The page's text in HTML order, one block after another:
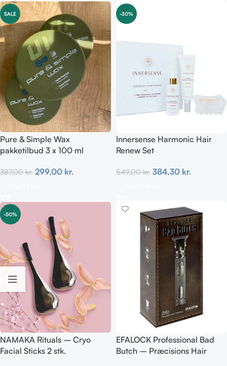
SALE
Pure & Simple Wax
pakketilbud 3 x 100 ml
387,00kr. 299,00 kr.
-30%
Innersense Harmonic Hair
Renew Set
549,00kr. 384,30 kr.
-50%
NAMAKA Rituals – Cryo
Facial Sticks 2 stk.
EFALOCK Professional Bad
Butch – Præcisions Hair